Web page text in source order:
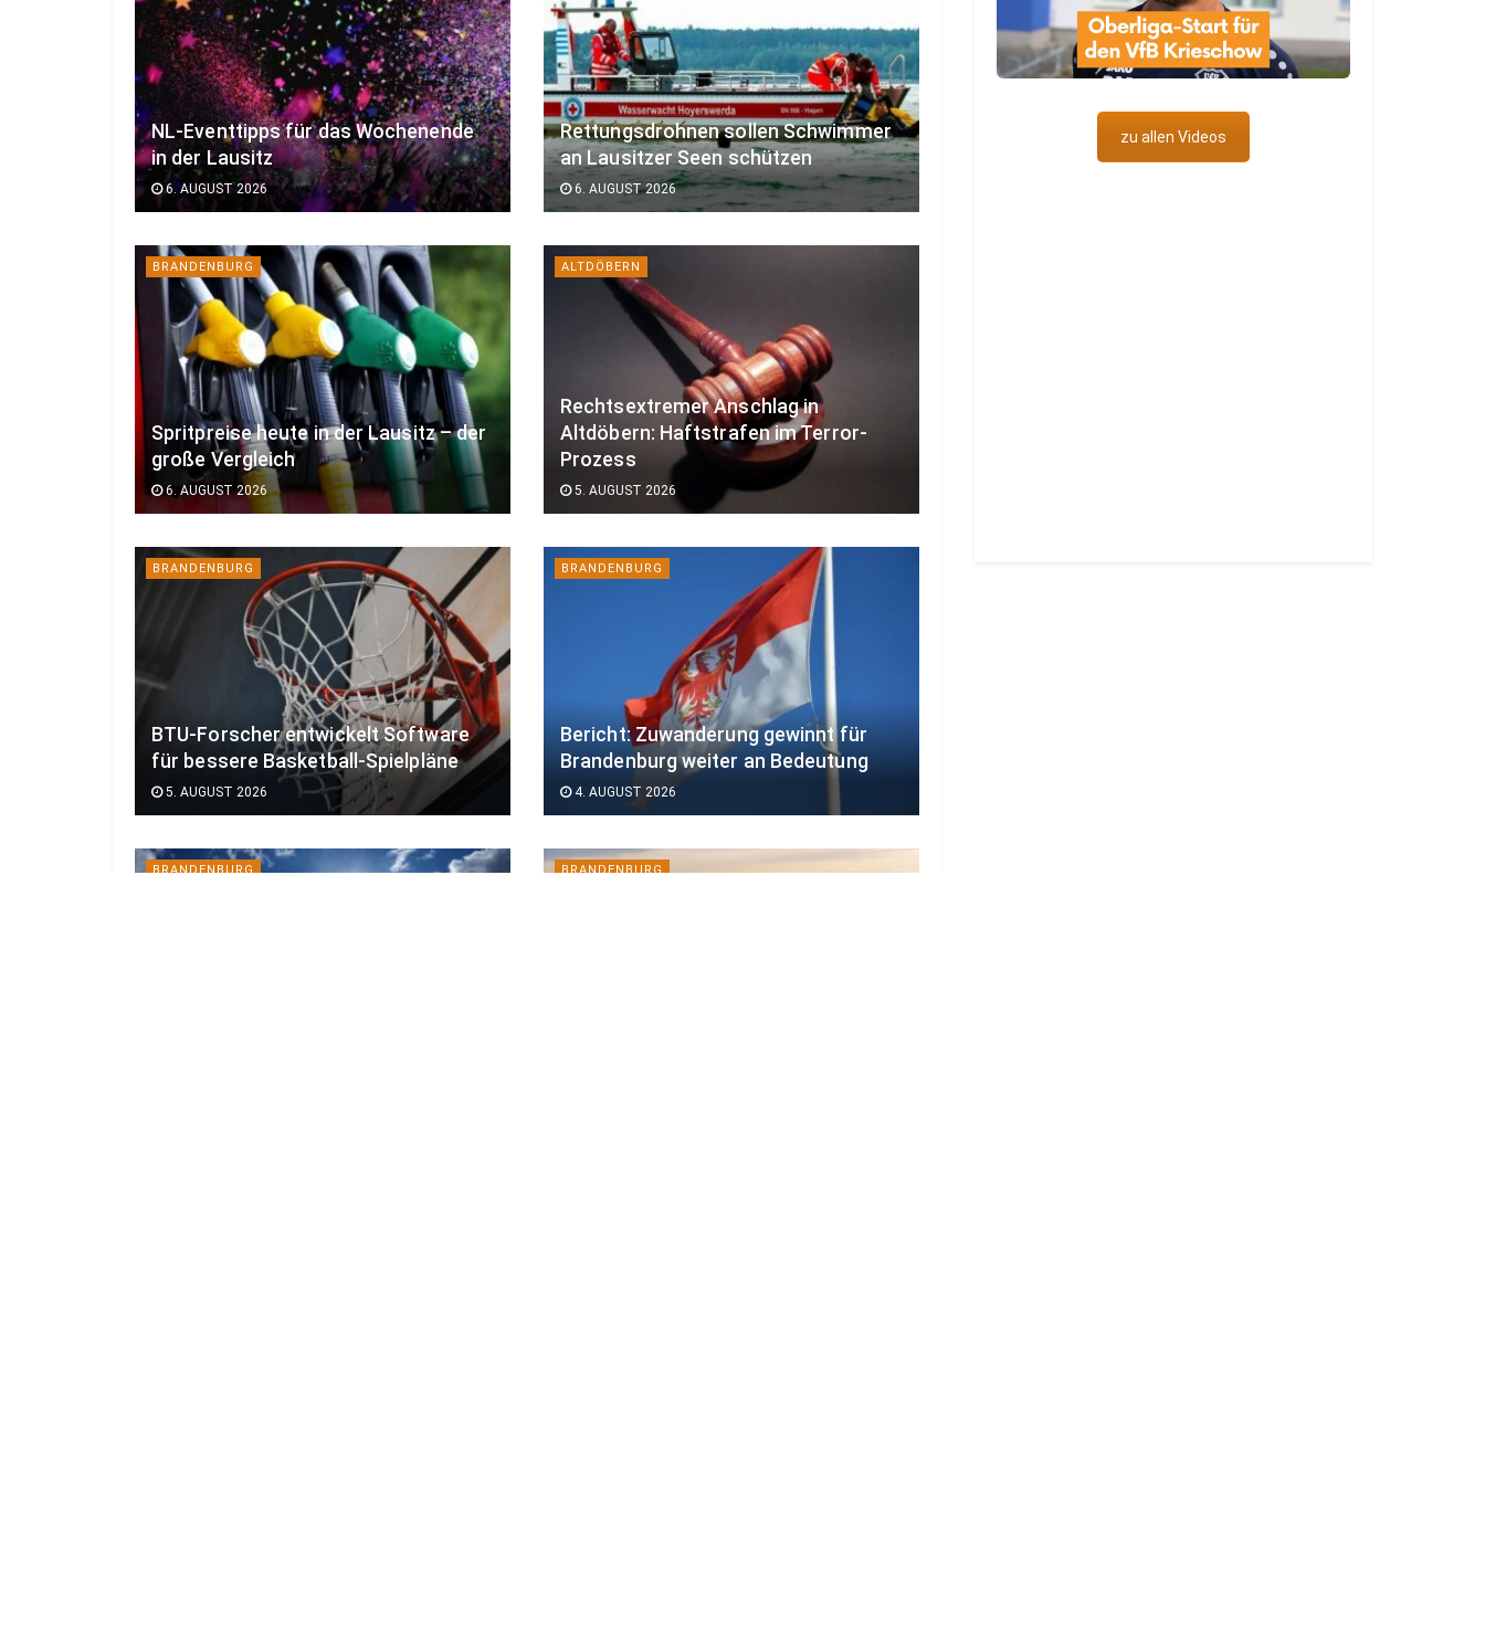
NL-Eventtipps für das Wochenende
in der Lausitz
6. AUGUST 2026
Rettungsdrohnen sollen Schwimmer
an Lausitzer Seen schützen
6. AUGUST 2026
BRANDENBURG
Spritpreise heute in der Lausitz – der
große Vergleich
6. AUGUST 2026
ALTDÖBERN
Rechtsextremer Anschlag in
Altdöbern: Haftstrafen im Terror-
Prozess
5. AUGUST 2026
BRANDENBURG
BTU-Forscher entwickelt Software
für bessere Basketball-Spielpläne
5. AUGUST 2026
BRANDENBURG
Bericht: Zuwanderung gewinnt für
Brandenburg weiter an Bedeutung
4. AUGUST 2026
BRANDENBURG BRANDENBURG
zu allen Videos